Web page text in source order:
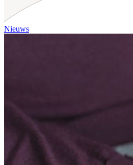
Nieuws